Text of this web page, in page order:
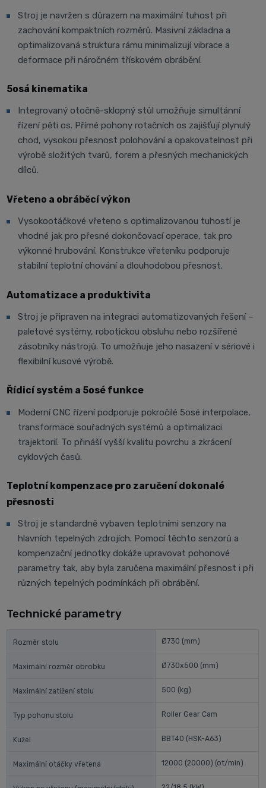
Stroj je navržen s důrazem na maximální tuhost při
zachování kompaktních rozměrů. Masivní základna a
optimalizovaná struktura rámu minimalizují vibrace a
deformace při náročném třískovém obrábění.
5osá kinematika
Integrovaný otočně-sklopný stůl umožňuje simultánní
řízení pěti os. Přímé pohony rotačních os zajišťují plynulý
chod, vysokou přesnost polohování a opakovatelnost při
výrobě složitých tvarů, forem a přesných mechanických
dílců.
Vřeteno a obráběcí výkon
Vysokootáčkové vřeteno s optimalizovanou tuhostí je
vhodné jak pro přesné dokončovací operace, tak pro
výkonné hrubování. Konstrukce vřeteníku podporuje
stabilní teplotní chování a dlouhodobou přesnost.
Automatizace a produktivita
Stroj je připraven na integraci automatizovaných řešení –
paletové systémy, robotickou obsluhu nebo rozšířené
zásobníky nástrojů. To umožňuje jeho nasazení v sériové i
flexibilní kusové výrobě.
Řídicí systém a 5osé funkce
Moderní CNC řízení podporuje pokročilé 5osé interpolace,
transformace souřadných systémů a optimalizaci
trajektorií. To přináší vyšší kvalitu povrchu a zkrácení
cyklových časů.
Teplotní kompenzace pro zaručení dokonalé
přesnosti
Stroj je standardně vybaven teplotními senzory na
hlavních tepelných zdrojích. Pomocí těchto senzorů a
kompenzační jednotky dokáže upravovat pohonové
parametry tak, aby byla zaručena maximální přesnost i při
různých tepelných podmínkách při obrábění.
Technické parametry
Rozměr stolu Ø730 (mm)
Maximální rozměr obrobku Ø730x500 (mm)
Maximální zatížení stolu 500 (kg)
Typ pohonu stolu Roller Gear Cam
Kužel BBT40 (HSK-A63)
Maximální otáčky vřetena 12000 (20000) (ot/min)